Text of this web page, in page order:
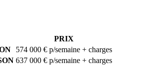
PRIX
574 000 € p/semaine + charges
637 000 € p/semaine + charges